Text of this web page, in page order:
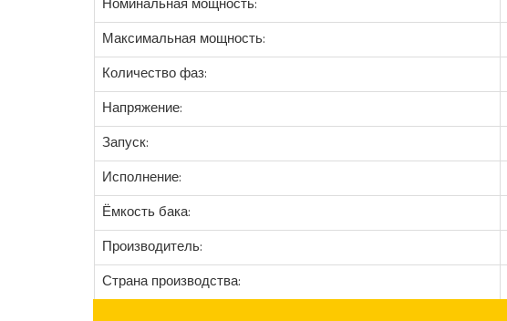
Номинальная мощность:
Максимальная мощность:
Количество фаз:
Напряжение:
Запуск:
Исполнение:
Ёмкость бака:
Производитель:
Страна производства: